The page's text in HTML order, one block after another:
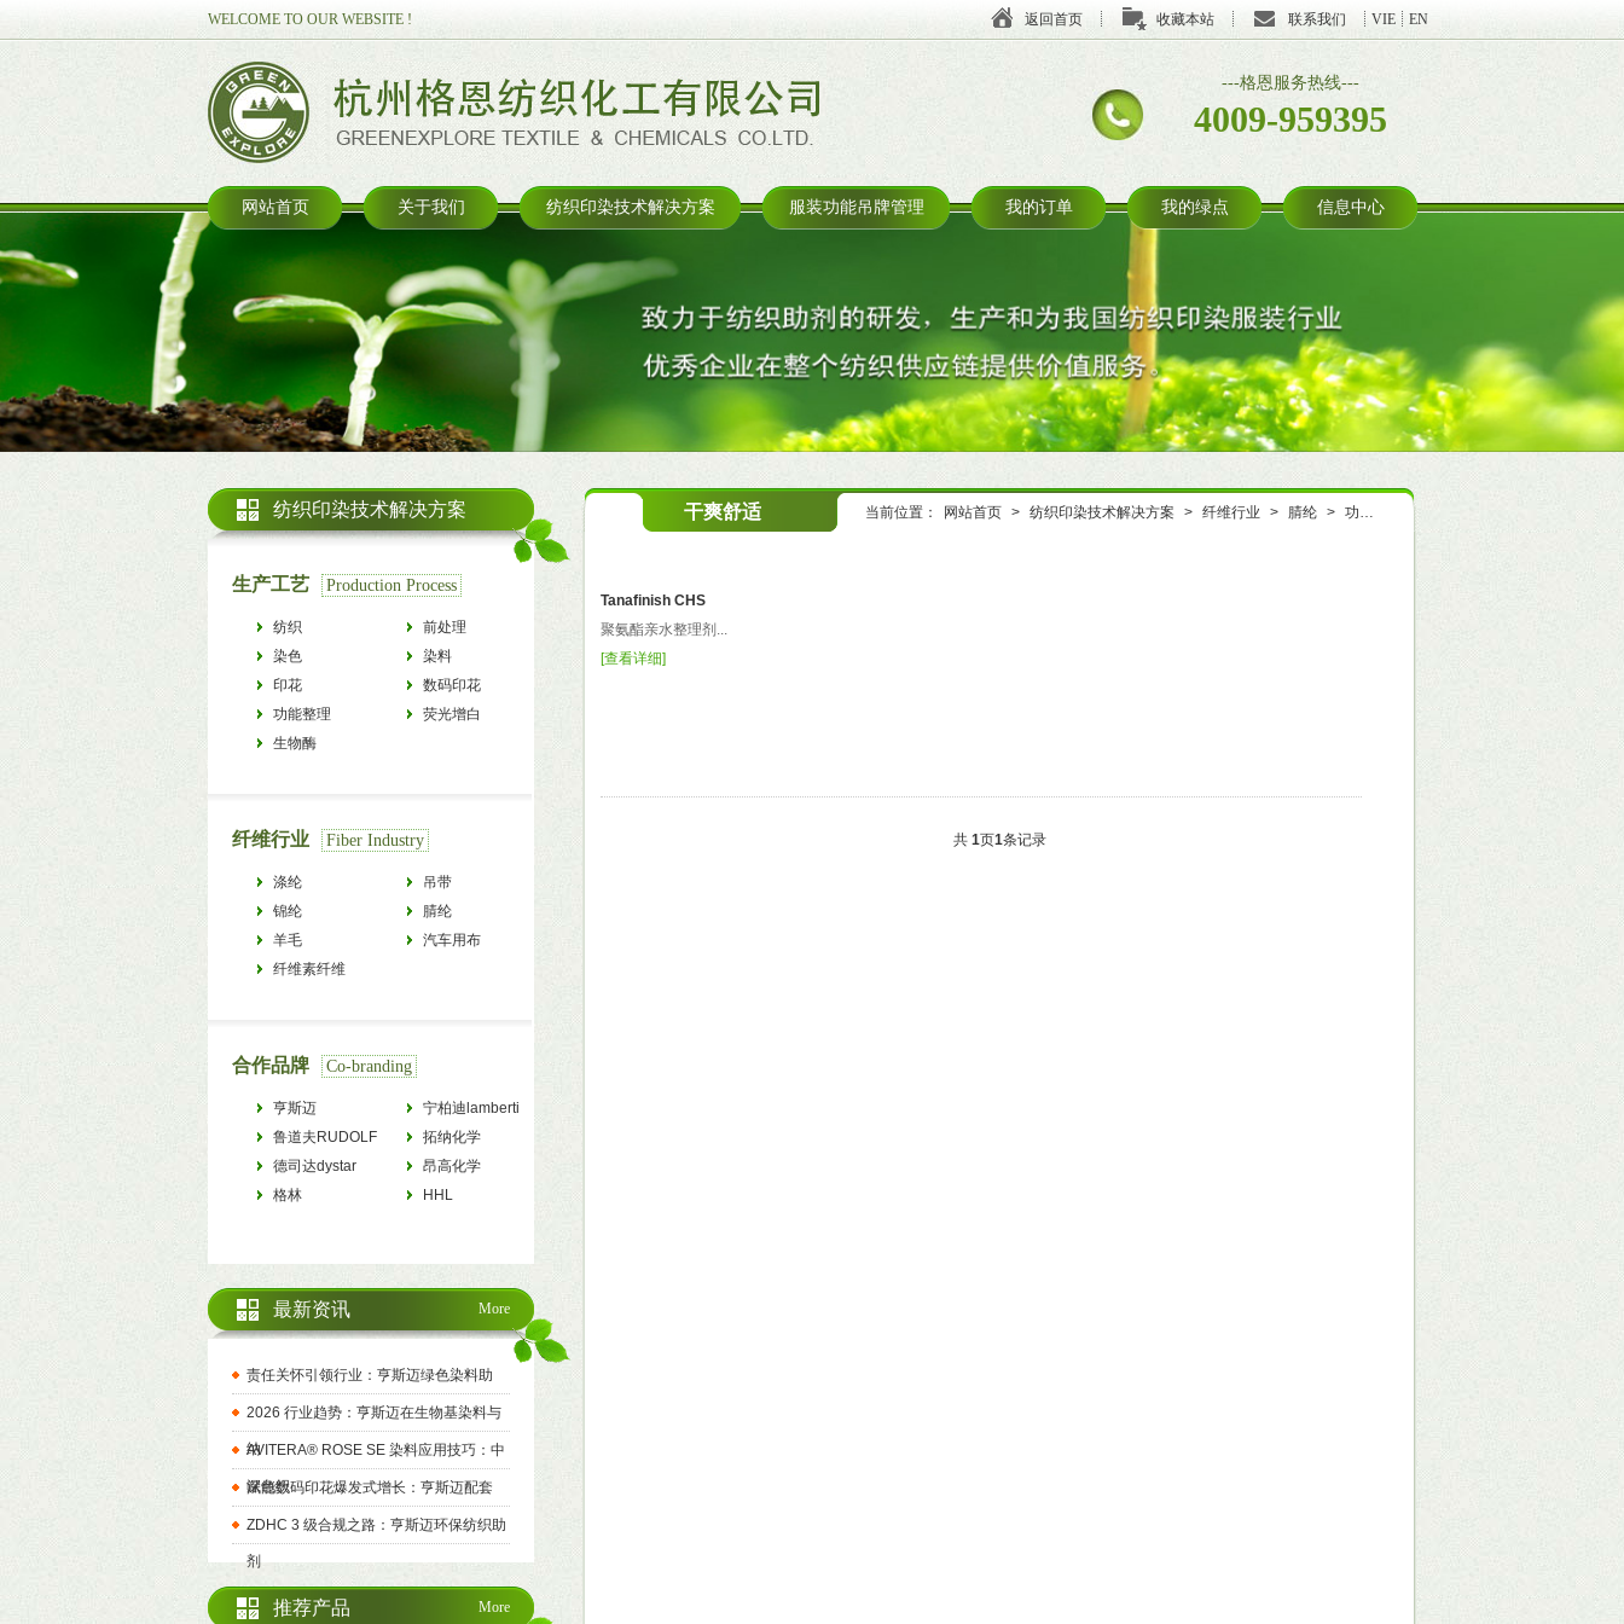
EN
VIE
联系我们
收藏本站
返回首页
WELCOME TO OUR WEBSITE !
---格恩服务热线---
4009-959395
网站首页 关于我们 纺织印染技术解决方案 服装功能吊牌管理 我的订单 我的绿点 信息中心
当前位置： 网站首页 > 纺织印染技术解决方案 > 纤维行业 > 腈纶 > 功能整理 >
干爽舒适
Tanafinish CHS
聚氨酯亲水整理剂...
[查看详细]
共 1页1条记录
纺织印染技术解决方案
生产工艺 Production Process
纺织
前处理
染色
染料
印花
数码印花
功能整理
荧光增白
生物酶
纤维行业 Fiber Industry
涤纶
吊带
锦纶
腈纶
羊毛
汽车用布
纤维素纤维
合作品牌 Co-branding
亨斯迈
HUNTSMAN
宁柏迪lamberti
鲁道夫RUDOLF
拓纳化学
tanatexchemicals
德司达dystar
昂高化学
archroma
格林 HHL
More
最新资讯
责任关怀引领行业：亨斯迈绿色染料助
2026 行业趋势：亨斯迈在生物基染料与
纳
AVITERA® ROSE SE 染料应用技巧：中
深色织
赋能数码印花爆发式增长：亨斯迈配套
ZDHC 3 级合规之路：亨斯迈环保纺织助
剂
More
推荐产品